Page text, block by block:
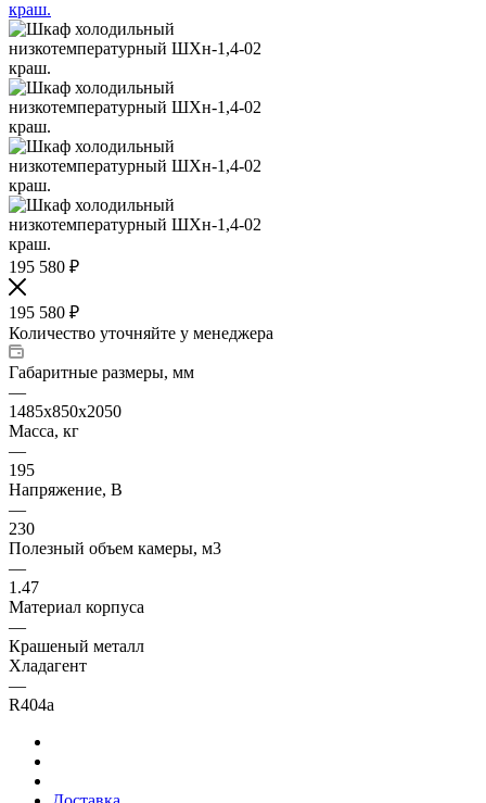
195 580 ₽
195 580 ₽
Количество уточняйте у менеджера
Габаритные размеры, мм
—
1485х850х2050
Масса, кг
—
195
Напряжение, В
—
230
Полезный объем камеры, м3
—
1.47
Материал корпуса
—
Крашеный металл
Хладагент
—
R404а